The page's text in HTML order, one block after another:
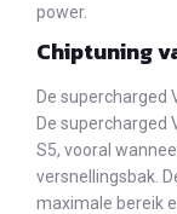
power.
Chiptuning
De supercharged
De supercharged
S5, vooral
versnellingsbak.
maximale bereik